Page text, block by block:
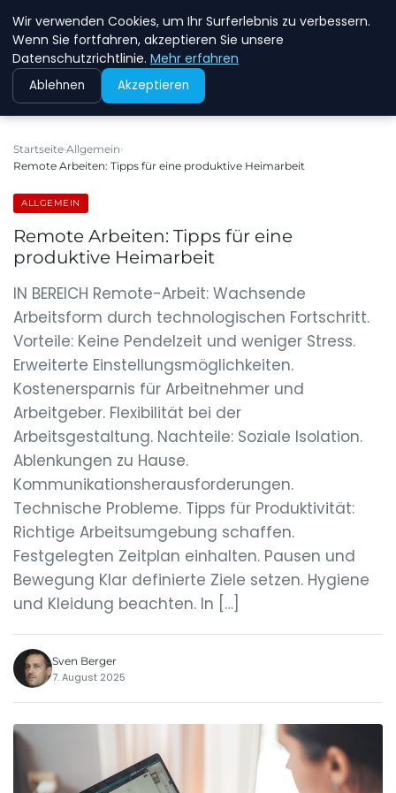
NEW ENERGY JOBS
Startseite Allgemein
Remote Arbeiten: Tipps für eine produktive Heimarbeit
ALLGEMEIN
Remote Arbeiten: Tipps für eine
produktive Heimarbeit
IN BEREICH Remote-Arbeit: Wachsende
Arbeitsform durch technologischen Fortschritt.
Vorteile: Keine Pendelzeit und weniger Stress.
Erweiterte Einstellungsmöglichkeiten.
Kostenersparnis für Arbeitnehmer und
Arbeitgeber. Flexibilität bei der
Arbeitsgestaltung. Nachteile: Soziale Isolation.
Ablenkungen zu Hause.
Kommunikationsherausforderungen.
Technische Probleme. Tipps für Produktivität:
Richtige Arbeitsumgebung schaffen.
Festgelegten Zeitplan einhalten. Pausen und
Bewegung Klar definierte Ziele setzen. Hygiene
und Kleidung beachten. In […]
Sven Berger
7. August 2025
Wir verwenden Cookies, um Ihr Surferlebnis zu verbessern.
Wenn Sie fortfahren, akzeptieren Sie unsere
Datenschutzrichtlinie. Mehr erfahren
Ablehnen Akzeptieren